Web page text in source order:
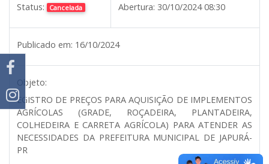
Status: Cancelada Abertura: 30/10/2024 08:30
Publicado em: 16/10/2024
Objeto:
EGISTRO DE PREÇOS PARA AQUISIÇÃO DE IMPLEMENTOS
AGRÍCOLAS (GRADE, ROÇADEIRA, PLANTADEIRA,
COLHEDEIRA E CARRETA AGRÍCOLA) PARA ATENDER AS
NECESSIDADES DA PREFEITURA MUNICIPAL DE JAPURÁ-
PR